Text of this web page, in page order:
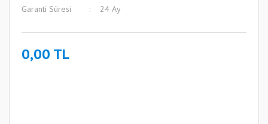
Garanti Süresi
24 Ay
0,00 TL